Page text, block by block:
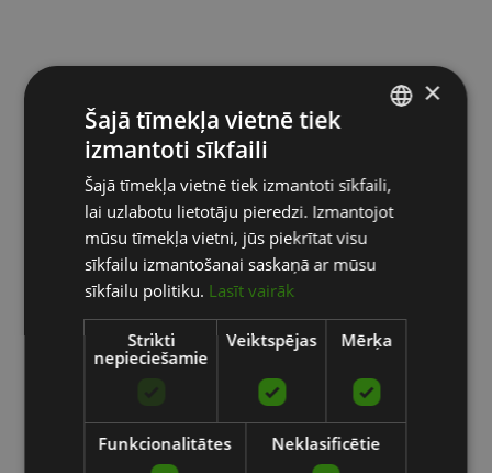
ENGLISH
RUSSIAN
×
Šajā tīmekļa vietnē tiek
izmantoti sīkfaili
Šajā tīmekļa vietnē tiek izmantoti sīkfaili,
lai uzlabotu lietotāju pieredzi. Izmantojot
mūsu tīmekļa vietni, jūs piekrītat visu
sīkfailu izmantošanai saskaņā ar mūsu
sīkfailu politiku. Lasīt vairāk
Strikti
nepieciešamie
Veiktspējas Mērķa
Funkcionalitātes Neklasificētie